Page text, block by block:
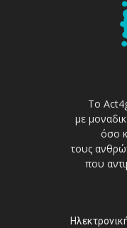
Το
με
όσο
τους
που